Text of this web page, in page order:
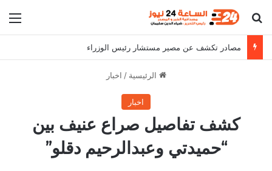
بحث عن
مصادر تكشف عن مصير مستشار رئيس الوزراء
الرئيسية / اخبار
اخبار
كشف تفاصيل صراع عنيف بين
“حميدتي وعبدالرحيم دقلو”